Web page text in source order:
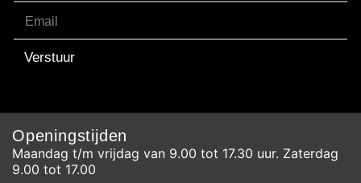
Verstuur
Openingstijden
Maandag t/m vrijdag van 9.00 tot 17.30 uur. Zaterdag
9.00 tot 17.00